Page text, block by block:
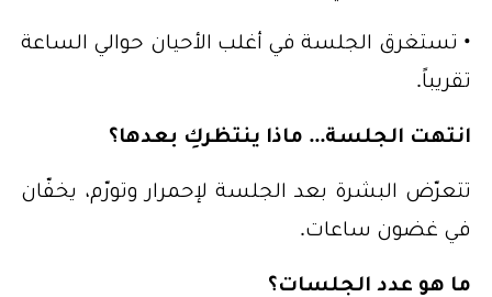
• تستغرق الجلسة في أغلب الأحيان حوالي الساعة
تقريباً.
انتهت الجلسة... ماذا ينتظركِ بعدها؟
تتعرّض البشرة بعد الجلسة لإحمرار وتورّم، يخفّان
في غضون ساعات.
ما هو عدد الجلسات؟